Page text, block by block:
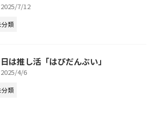
2025/7/12
分類
は推し活「はぴだんぶい」
2025/4/6
分類